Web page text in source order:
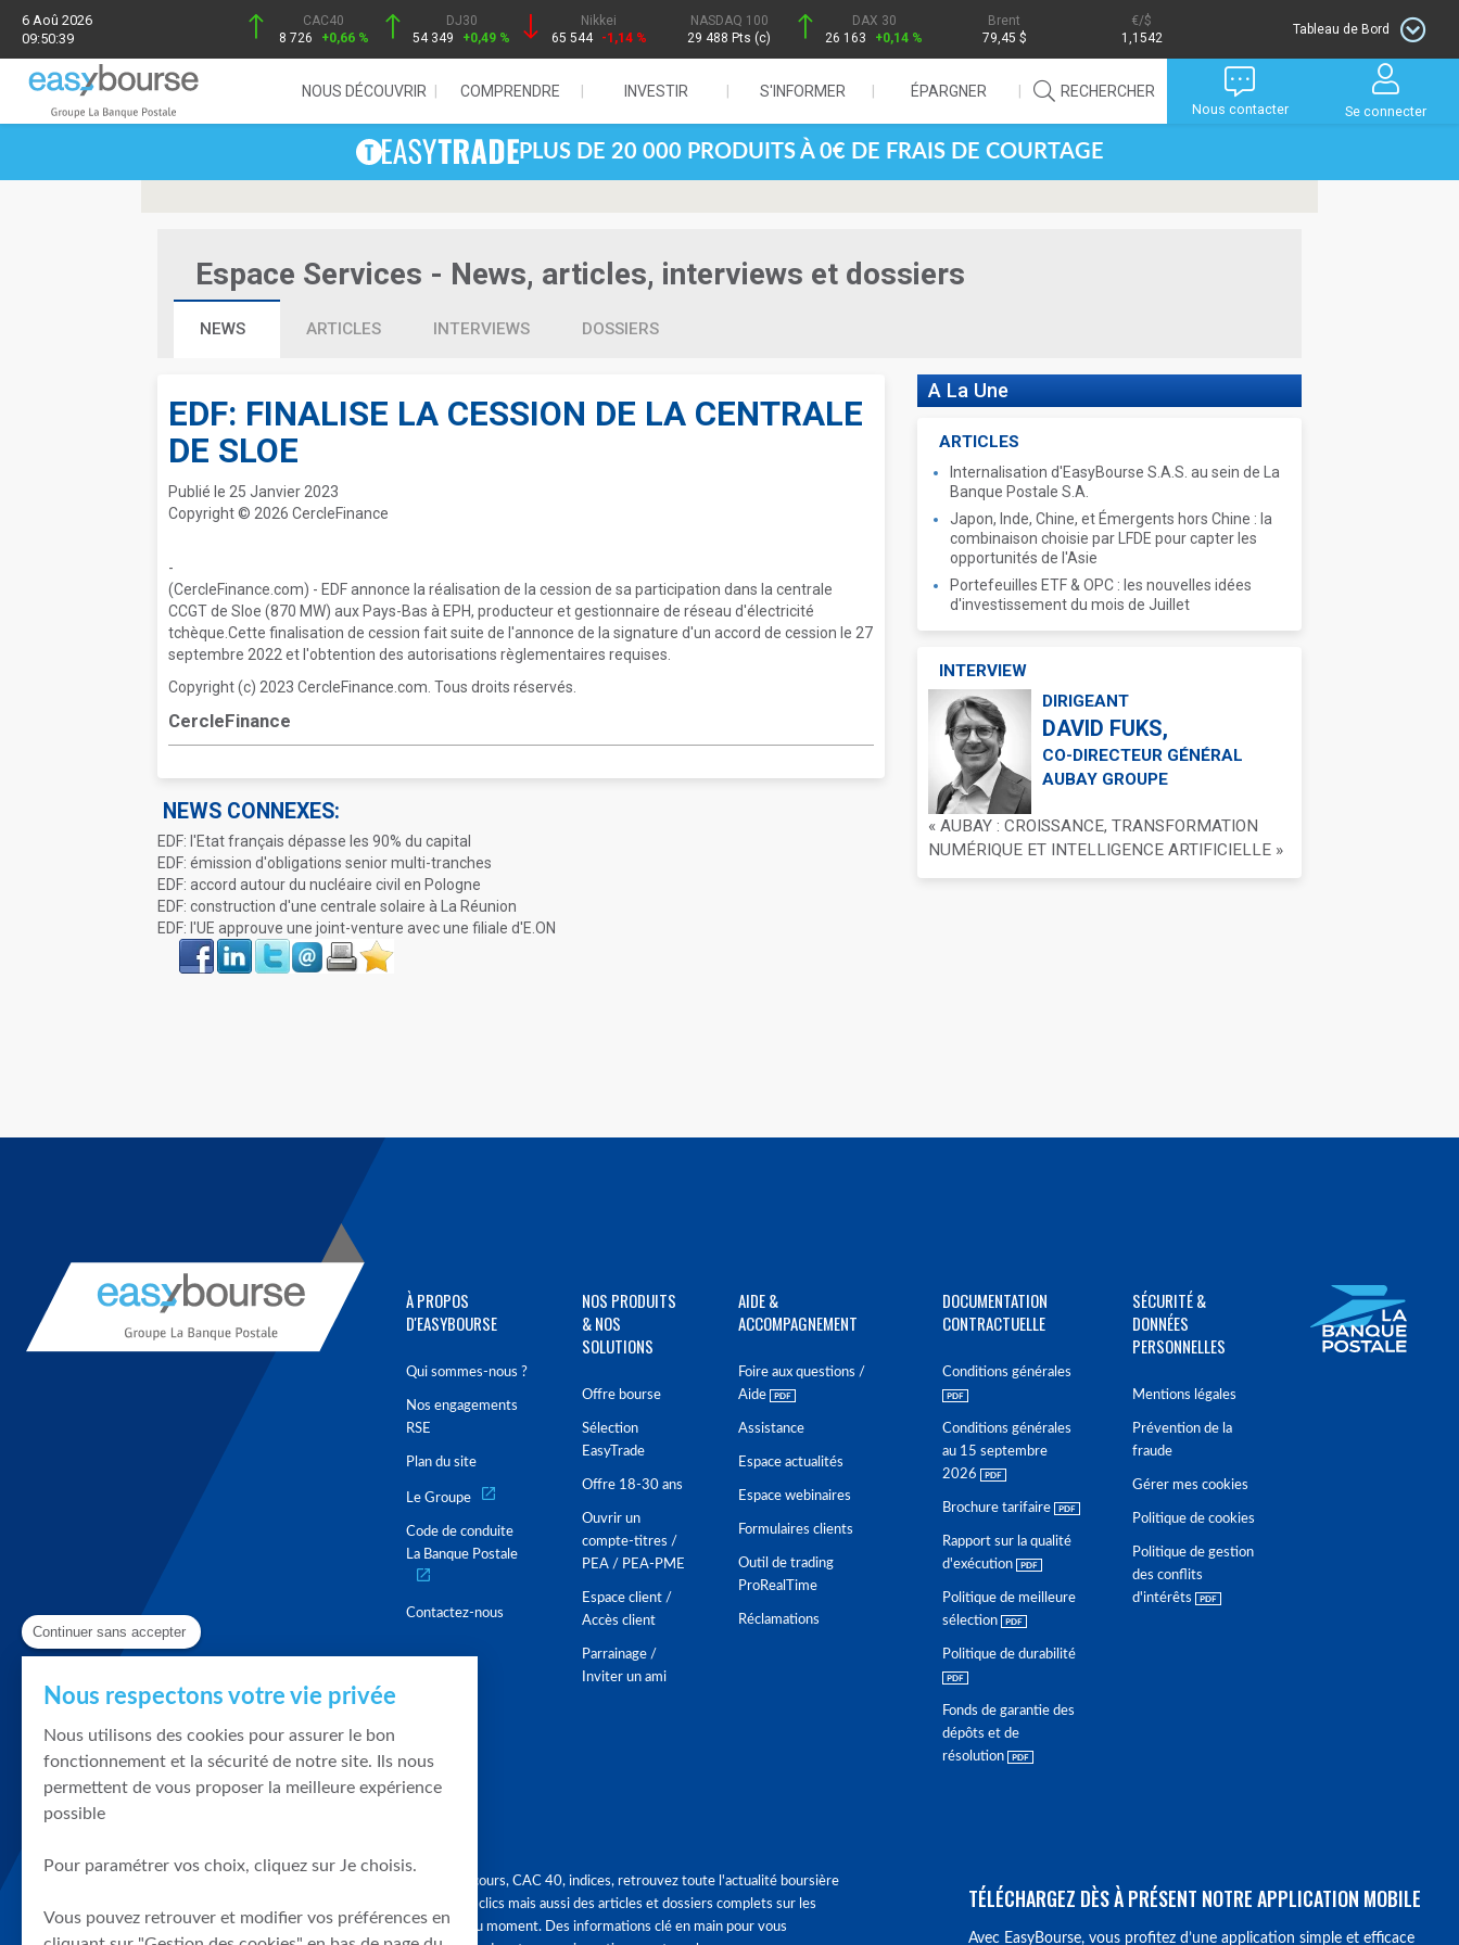
6 Aoû 2026
09:50:39
CAC40
8 726
+0,66 %
DJ30
54 349
+0,49 %
Nikkei
65 544 -1,14 %
NASDAQ 100
29 488 Pts (c)
DAX 30
26 163
+0,14 %
Brent
79,45 $
/$
1,1542
Tableau de Bord
NOUS DÉCOUVRIR COMPRENDRE INVESTIR S'INFORMER ÉPARGNER RECHERCHER
Nous contacter Se connecter
PLUS DE 20 000 PRODUITS À 0€ DE FRAIS DE COURTAGE
Espace Services - News, articles, interviews et dossiers
NEWS ARTICLES INTERVIEWS DOSSIERS
EDF: FINALISE LA CESSION DE LA CENTRALE
DE SLOE
Publié le 25 Janvier 2023
Copyright © 2026 CercleFinance
-
(CercleFinance.com) - EDF annonce la réalisation de la cession de sa participation dans la centrale
CCGT de Sloe (870 MW) aux Pays-Bas à EPH, producteur et gestionnaire de réseau d'électricité
tchèque.Cette finalisation de cession fait suite de l'annonce de la signature d'un accord de cession le 27
septembre 2022 et l'obtention des autorisations règlementaires requises.
Copyright (c) 2023 CercleFinance.com. Tous droits réservés.
CercleFinance
NEWS CONNEXES:
EDF: l'Etat français dépasse les 90% du capital
EDF: émission d'obligations senior multi-tranches
EDF: accord autour du nucléaire civil en Pologne
EDF: construction d'une centrale solaire à La Réunion
EDF: l'UE approuve une joint-venture avec une filiale d'E.ON
Face
book
LinkIn Twitter Envoyer ImprimerFavoris
A La Une
ARTICLES
Internalisation d'EasyBourse S.A.S. au sein de La
Banque Postale S.A.
Japon, Inde, Chine, et Émergents hors Chine : la
combinaison choisie par LFDE pour capter les
opportunités de l'Asie
Portefeuilles ETF & OPC : les nouvelles idées
d'investissement du mois de Juillet
INTERVIEW
DIRIGEANT
DAVID FUKS,
CO-DIRECTEUR GÉNÉRAL
AUBAY GROUPE
« AUBAY : CROISSANCE, TRANSFORMATION
NUMÉRIQUE ET INTELLIGENCE ARTIFICIELLE »
À PROPOS
D'EASYBOURSE
Qui sommes-nous ?
Nos engagements
RSE
Plan du site
Le Groupe
Code de conduite
La Banque Postale
Contactez-nous
NOS PRODUITS
& NOS
SOLUTIONS
Offre bourse
Sélection
EasyTrade
Offre 18-30 ans
Ouvrir un
compte-titres /
PEA / PEA-PME
Espace client /
Accès client
Parrainage /
Inviter un ami
AIDE &
ACCOMPAGNEMENT
Foire aux questions /
Aide
Assistance
Espace actualités
Espace webinaires
Formulaires clients
Outil de trading
ProRealTime
Réclamations
DOCUMENTATION
CONTRACTUELLE
Conditions générales
Conditions générales
au 15 septembre
2026
Brochure tarifaire
Rapport sur la qualité
d'exécution
Politique de meilleure
sélection
Politique de durabilité
Fonds de garantie des
dépôts et de
résolution
SÉCURITÉ &
DONNÉES
PERSONNELLES
Mentions légales
Prévention de la
fraude
Gérer mes cookies
Politique de cookies
Politique de gestion
des conflits
d'intérêts
Graphique, cours, CAC 40, indices, retrouvez toute l'actualité boursière
en quelques clics mais aussi des articles et dossiers complets sur les
tendances du moment. Des informations clé en main pour vous
TÉLÉCHARGEZ DÈS À PRÉSENT NOTRE APPLICATION MOBILE
Avec EasyBourse, vous profitez d’une application simple et efficace
Continuer sans accepter
Nous respectons votre vie privée
Nous utilisons des cookies pour assurer le bon
fonctionnement et la sécurité de notre site. Ils nous
permettent de vous proposer la meilleure expérience
possible
Pour paramétrer vos choix, cliquez sur Je choisis.
Vous pouvez retrouver et modifier vos préférences en